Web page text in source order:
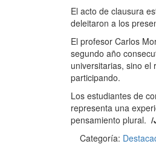
El acto de clausura
deleitaron a los
El profesor Carlos
segundo año
universitarias, sino el
participando.
Los estudiantes de
representa una
pensamiento plural. /
Categoría: